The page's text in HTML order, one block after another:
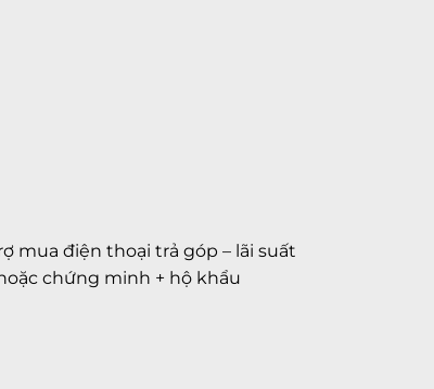
mua điện thoại trả góp – lãi suất
chứng minh + hộ khẩu